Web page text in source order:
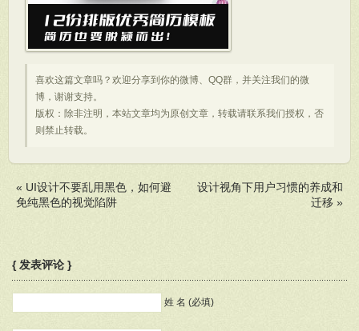
喜欢这篇文章吗？欢迎分享到你的微博、QQ群，并关注我们的微
博，谢谢支持。
版权：除非注明，本站文章均为原创文章，转载请联系我们授权，否
则禁止转载。
« UI设计不要乱用黑色，如何避
免纯黑色的视觉陷阱
设计视角下用户习惯的养成和
迁移 »
{ 发表评论 }
姓 名 (必填)